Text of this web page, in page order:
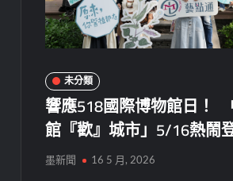
未分類
響應518國際博物館日！
館『歡』城市」5/16熱鬧
墨新聞 16 5 月, 2026